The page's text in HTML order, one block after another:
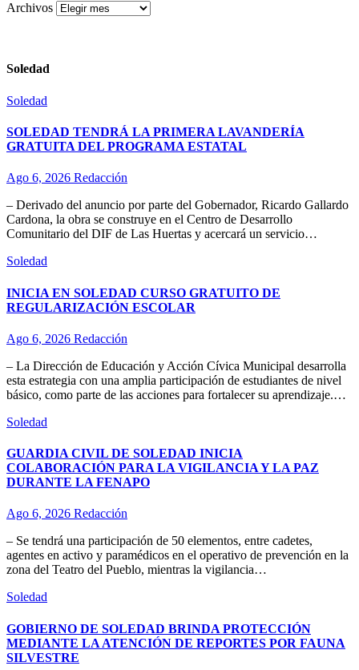
Archivos
Soledad
Soledad
SOLEDAD TENDRÁ LA PRIMERA LAVANDERÍA
GRATUITA DEL PROGRAMA ESTATAL
Ago 6, 2026 Redacción
– Derivado del anuncio por parte del Gobernador, Ricardo Gallardo
Cardona, la obra se construye en el Centro de Desarrollo
Comunitario del DIF de Las Huertas y acercará un servicio…
Soledad
INICIA EN SOLEDAD CURSO GRATUITO DE
REGULARIZACIÓN ESCOLAR
Ago 6, 2026 Redacción
– La Dirección de Educación y Acción Cívica Municipal desarrolla
esta estrategia con una amplia participación de estudiantes de nivel
básico, como parte de las acciones para fortalecer su aprendizaje.…
Soledad
GUARDIA CIVIL DE SOLEDAD INICIA
COLABORACIÓN PARA LA VIGILANCIA Y LA PAZ
DURANTE LA FENAPO
Ago 6, 2026 Redacción
– Se tendrá una participación de 50 elementos, entre cadetes,
agentes en activo y paramédicos en el operativo de prevención en la
zona del Teatro del Pueblo, mientras la vigilancia…
Soledad
GOBIERNO DE SOLEDAD BRINDA PROTECCIÓN
MEDIANTE LA ATENCIÓN DE REPORTES POR FAUNA
SILVESTRE